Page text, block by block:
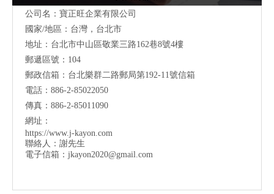
公司名：寶正旺企業有限公司
國家/地區：台灣，台北市
地址：台北市中山區敬業三路162巷8號4樓
郵遞區號：104
郵政信箱：台北樂群二路郵局第192-11號信箱
電話：886-2-85022050
傳真：886-2-85011090
網址：
https://www.j-kayon.com
聯絡人：謝先生
電子信箱： jkayon2020@gmail.com